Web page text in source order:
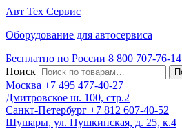
Авт Тех Сервис
Оборудование для автосервиса
Бесплатно по России 8 800 707-76-14
Поиск
Москва +7 495 477-40-27
Дмитровское ш. 100, стр.2
Санкт-Петербург +7 812 607-40-52
Шушары, ул. Пушкинская, д. 25, к.4